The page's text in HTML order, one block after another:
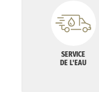
SERVICE
DE L'EAU